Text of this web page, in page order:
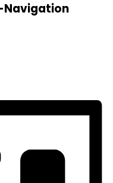
Navigation